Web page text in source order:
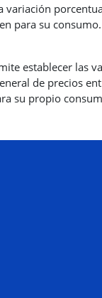
variación
para su
establecer las
de precios
su propio